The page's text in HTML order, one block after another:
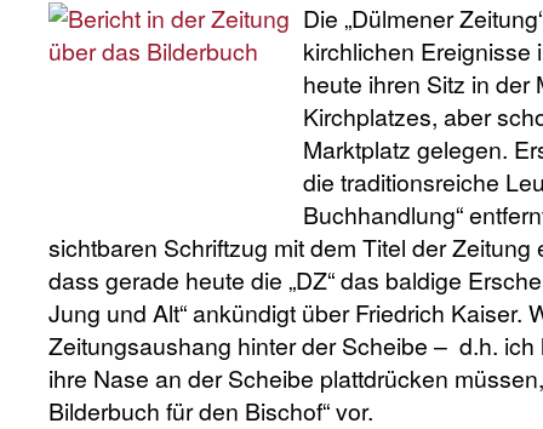
Die „Dülmener
kirchlichen Ereignisse
heute ihren Sitz in der
Kirchplatzes, aber
Marktplatz gelegen.
die traditionsreiche
Buchhandlung“
sichtbaren Schriftzug mit dem Titel der Zeitung
dass gerade heute die „DZ“ das baldige
Jung und Alt“ ankündigt über Friedrich Kaiser.
Zeitungsaushang hinter der Scheibe – d.h. ich
ihre Nase an der Scheibe plattdrücken
Bilderbuch für den Bischof“ vor.